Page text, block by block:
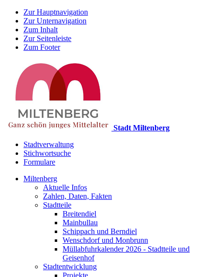
Zur Hauptnavigation
Zur Unternavigation
Zum Inhalt
Zur Seitenleiste
Zum Footer
Stadt Miltenberg
Stadtverwaltung
Stichwortsuche
Formulare
Miltenberg
Aktuelle Infos
Zahlen, Daten, Fakten
Stadtteile
Breitendiel
Mainbullau
Schippach und Berndiel
Wenschdorf und Monbrunn
Müllabfuhrkalender 2026 - Stadtteile und
Geisenhof
Stadtentwicklung
Projekte